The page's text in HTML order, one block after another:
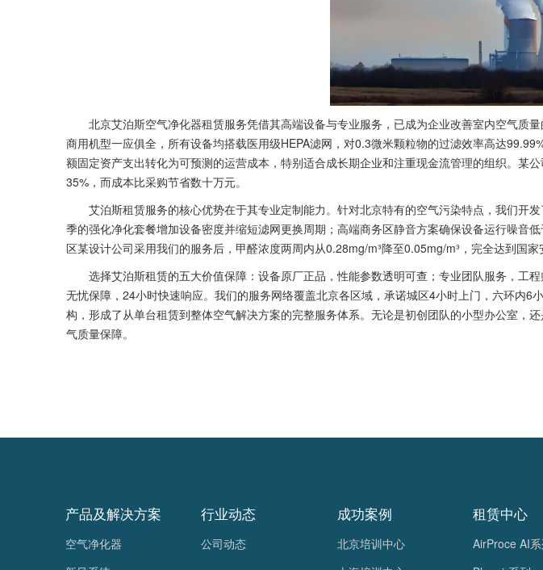
北京艾泊斯空气净化器租赁服务凭借其高端设备与专业服务，已成为企业改善室内空气质
商用机型一应俱全，所有设备均搭载医用级HEPA滤网，对0.3微米颗粒物的过滤效率高达
额固定资产支出转化为可预测的运营成本，特别适合成长期企业和注重现金流管理的组织。
35%，而成本比采购节省数十万元。
艾泊斯租赁服务的核心优势在于其专业定制能力。针对北京特有的空气污染特点，我们开
季的强化净化套餐增加设备密度并缩短滤网更换周期；高端商务区静音方案确保设备运行噪
区某设计公司采用我们的服务后，甲醛浓度两周内从0.28mg/m³降至0.05mg/m³，完全达到国家
选择艾泊斯租赁的五大价值保障：设备原厂正品，性能参数透明可查；专业团队服务，工
无忧保障，24小时快速响应。我们的服务网络覆盖北京各区域，承诺城区4小时上门，六环内
构，形成了从单台租赁到整体空气解决方案的完整服务体系。无论是初创团队的小型办公室
气质量保障。
产品及解决方案
空气净化器
行业动态
公司动态
成功案例
北京培训中心
租赁中心
AirProce AI